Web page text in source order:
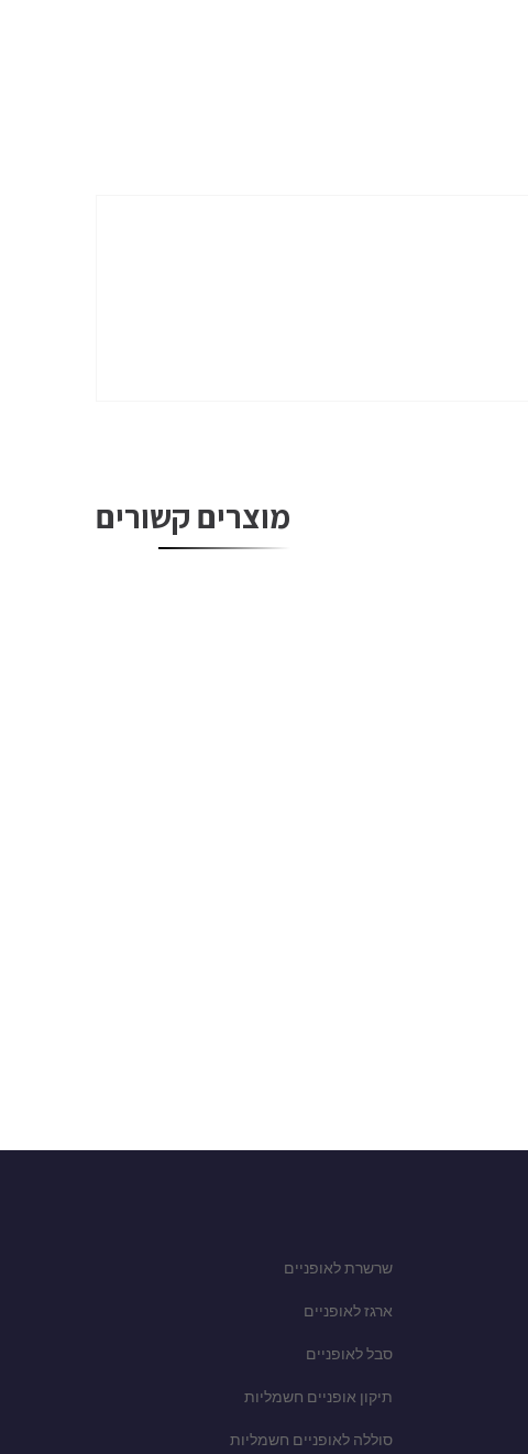
מוצרים קשורים
שרשרת לאופניים
ארגז לאופניים
סבל לאופניים
תיקון אופניים חשמליות
סוללה לאופניים חשמליות